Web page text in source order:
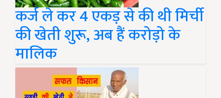
कर्ज ले कर 4 एकड़ से की थी मिर्ची
की खेती शुरू, अब हैं करोड़ो के
मालिक